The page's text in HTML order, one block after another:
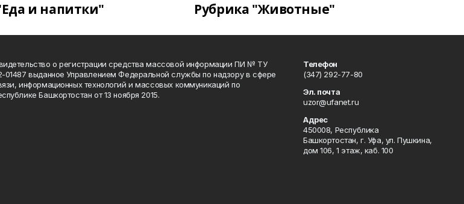
и напитки" Рубрика "Животные"
о регистрации средства массовой информации ПИ № ТУ
01487 выданное Управлением Федеральной службы по надзору в сфере
информационных технологий и массовых коммуникаций по
Башкортостан от 13 ноября 2015.
Телефон
(347) 292-77-80
Эл. почта
uzor@ufanet.ru
Адрес
450008, Республика
Башкортостан, г. Уфа, ул. Пушкина,
дом 106, 1 этаж, каб. 100